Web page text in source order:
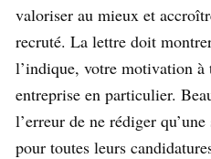
valoriser au mieux et
recruté. La lettre doit
l’indique, votre motivation
entreprise en particulier.
l’erreur de ne rédiger
pour toutes leurs